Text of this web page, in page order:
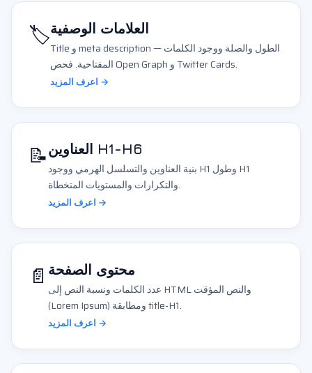
🏷️العلامات الوصفية
Title و meta description — الطول والصلة ووجود الكلمات
المفتاحية. فحص Open Graph و Twitter Cards.
اعرف المزيد →
📝 العناوين H1-H6
بنية العناوين والتسلسل الهرمي ووجود H1 وطول H1
والتكرارات والمستويات المتخطاة.
اعرف المزيد →
📄 محتوى الصفحة
عدد الكلمات ونسبة النص إلى HTML والنص المؤقت
(Lorem Ipsum) ومطابقة title-H1.
اعرف المزيد →